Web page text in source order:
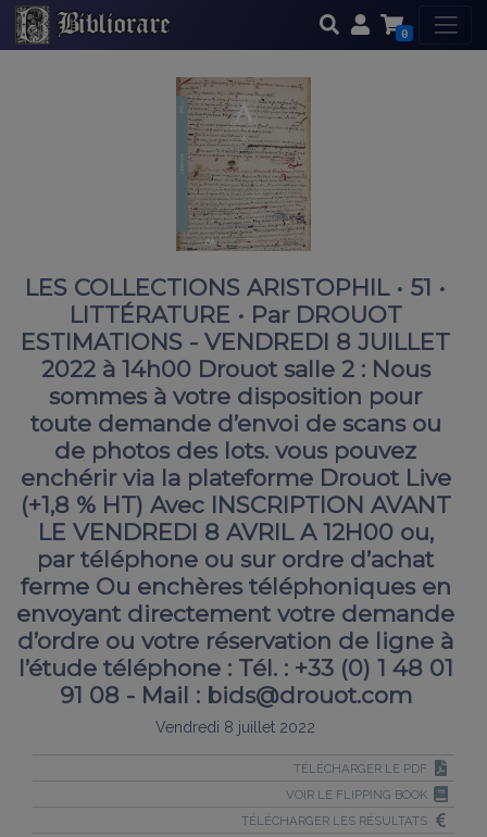
0
LES COLLECTIONS ARISTOPHIL • 51 •
LITTÉRATURE • Par DROUOT
ESTIMATIONS - VENDREDI 8 JUILLET
2022 à 14h00 Drouot salle 2 : Nous
sommes à votre disposition pour
toute demande d’envoi de scans ou
de photos des lots. vous pouvez
enchérir via la plateforme Drouot Live
(+1,8 % HT) Avec INSCRIPTION AVANT
LE VENDREDI 8 AVRIL A 12H00 ou,
par téléphone ou sur ordre d’achat
ferme Ou enchères téléphoniques en
envoyant directement votre demande
d’ordre ou votre réservation de ligne à
l’étude téléphone : Tél. : +33 (0) 1 48 01
91 08 - Mail : bids@drouot.com
Vendredi 8 juillet 2022
TÉLÉCHARGER LE PDF
VOIR LE FLIPPING BOOK
TÉLÉCHARGER LES RÉSULTATS